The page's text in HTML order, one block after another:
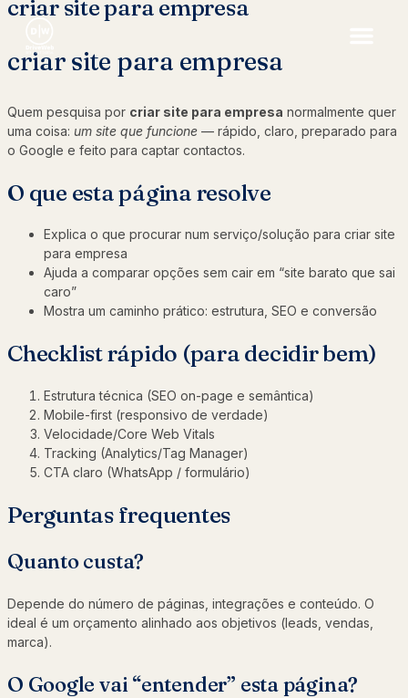
criar site para empresa
criar site para empresa
Quem pesquisa por criar site para empresa normalmente quer
uma coisa: um site que funcione — rápido, claro, preparado para
o Google e feito para captar contactos.
O que esta página resolve
Explica o que procurar num serviço/solução para criar site
para empresa
Ajuda a comparar opções sem cair em “site barato que sai
caro”
Mostra um caminho prático: estrutura, SEO e conversão
Checklist rápido (para decidir bem)
Estrutura técnica (SEO on-page e semântica)
Mobile-first (responsivo de verdade)
Velocidade/Core Web Vitals
Tracking (Analytics/Tag Manager)
CTA claro (WhatsApp / formulário)
Perguntas frequentes
Quanto custa?
Depende do número de páginas, integrações e conteúdo. O
ideal é um orçamento alinhado aos objetivos (leads, vendas,
marca).
O Google vai “entender” esta página?